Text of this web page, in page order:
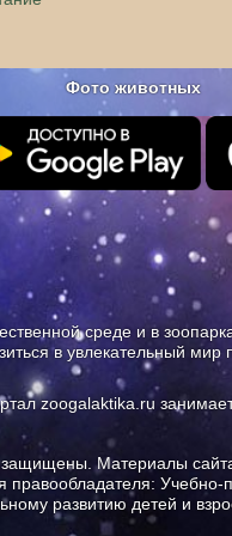
Фото животных
Бесплатно и
среде и в
в увлекательный
zoogalaktika.ru
Материалы
Учебно-
развитию детей и